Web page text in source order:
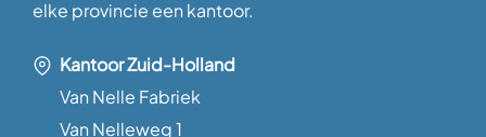
elke provincie een kantoor.
Kantoor Zuid-Holland
Van Nelle Fabriek
Van Nelleweg 1